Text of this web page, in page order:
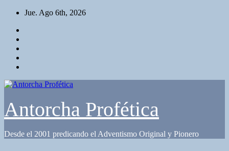
Saltar
contenido
Jue. Ago 6th, 2026
Antorcha Profética
Desde el 2001 predicando el Adventismo Original y Pionero